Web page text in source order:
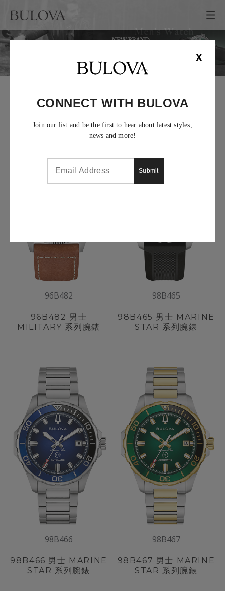
96B482
96B482 男士
MILITARY 系列腕錶
98B465
98B465 男士 MARINE
STAR 系列腕錶
98B466
98B466 男士 MARINE
STAR 系列腕錶
98B467
98B467 男士 MARINE
STAR 系列腕錶
X
CONNECT WITH BULOVA
Join our list and be the first to hear about latest styles,
news and more!
Submit